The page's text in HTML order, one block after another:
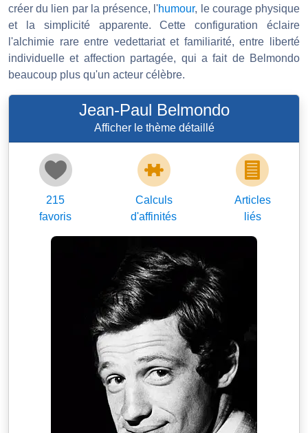
créer du lien par la présence, l'humour, le courage physique
et la simplicité apparente. Cette configuration éclaire
l'alchimie rare entre vedettariat et familiarité, entre liberté
individuelle et affection partagée, qui a fait de Belmondo
beaucoup plus qu'un acteur célèbre.
Jean-Paul Belmondo
Afficher le thème détaillé
215
favoris
Calculs
d'affinités
Articles
liés